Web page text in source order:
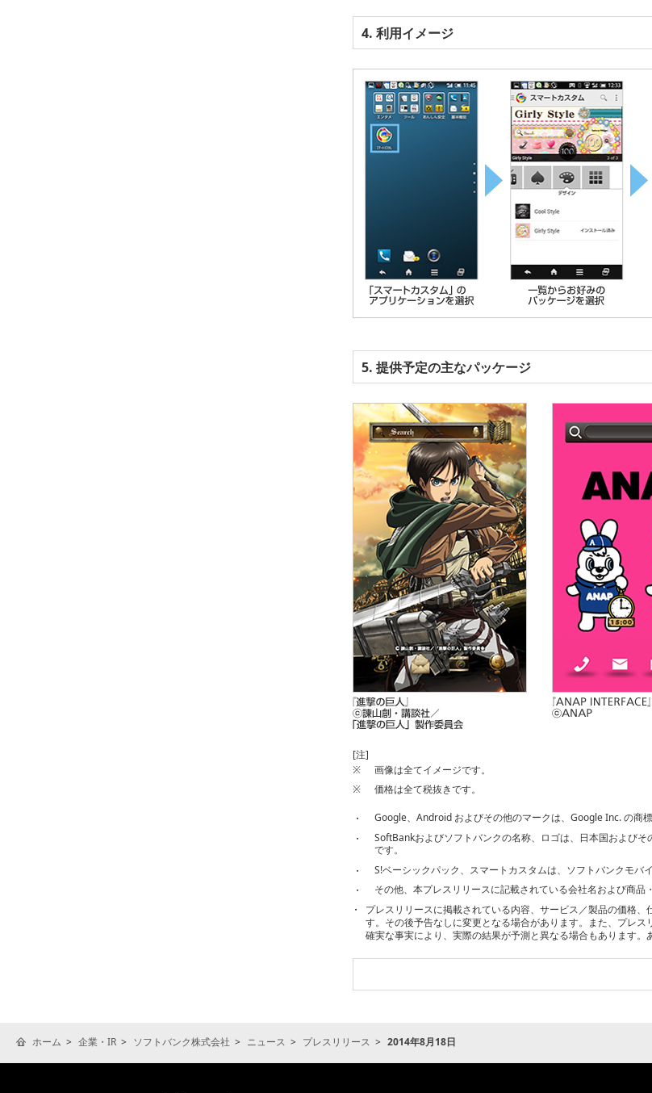
4. 利用イメージ
5. 提供予定の主なパッケージ
[注]
※
画像は全てイメージです。
※
価格は全て税抜きです。
Google、Android およびその他のマークは、Google Inc. の商標
SoftBankおよびソフトバンクの名称、ロゴは、日本国および
です。
S!ベーシックパック、スマートカスタムは、ソフトバンクモバ
その他、本プレスリリースに記載されている会社名および商品
プレスリリースに掲載されている内容、サービス／製品の価格
す。その後予告なしに変更となる場合があります。また、プレ
確実な事実により、実際の結果が予測と異なる場合もあります。
ホーム 企業・IR ソフトバンク株式会社 ニュース プレスリリース 2014年8月18日